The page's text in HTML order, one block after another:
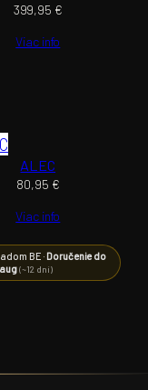
399,95 €
Viac info
ALEC
80,95 €
Viac info
BE ·Doručenie do
(~12 dní)